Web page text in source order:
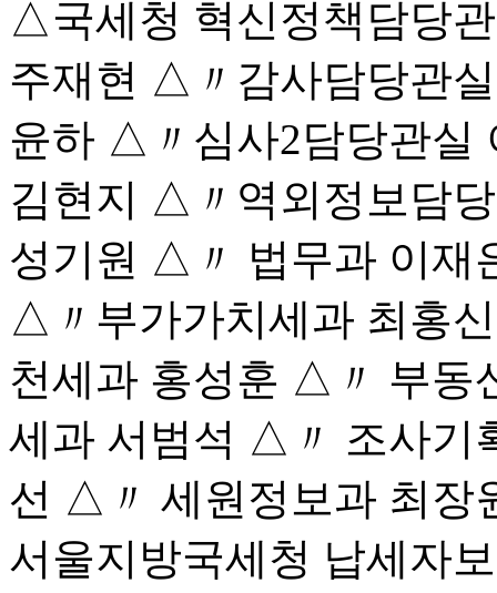
△국세청 혁신정책담당
주재현 △〃감사담당관
윤하 △〃심사2담당관실
김현지 △〃역외정보담
성기원 △〃 법무과 이재
△〃부가가치세과 최홍
천세과 홍성훈 △〃 부동
세과 서범석 △〃 조사기
선 △〃 세원정보과 최
서울지방국세청 납세자